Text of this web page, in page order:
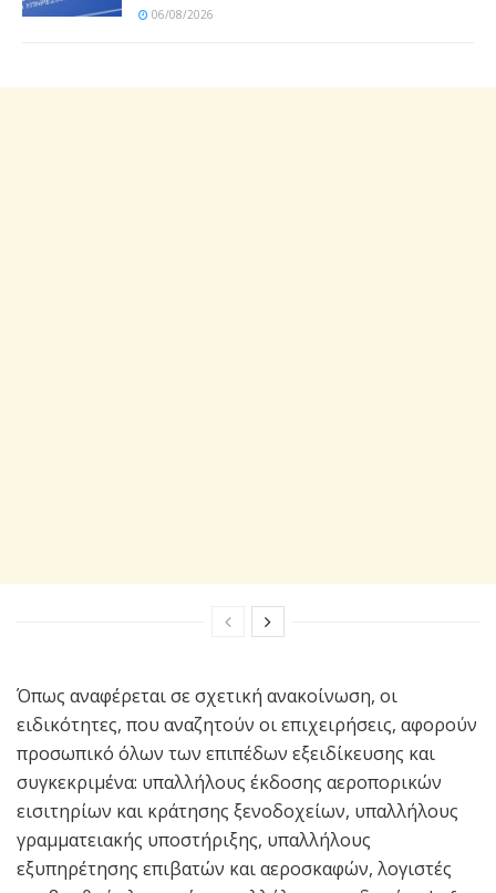
06/08/2026
Όπως αναφέρεται σε σχετική ανακοίνωση, οι
ειδικότητες, που αναζητούν οι επιχειρήσεις, αφορούν
προσωπικό όλων των επιπέδων εξειδίκευσης και
συγκεκριμένα: υπαλλήλους έκδοσης αεροπορικών
εισιτηρίων και κράτησης ξενοδοχείων, υπαλλήλους
γραμματειακής υποστήριξης, υπαλλήλους
εξυπηρέτησης επιβατών και αεροσκαφών, λογιστές